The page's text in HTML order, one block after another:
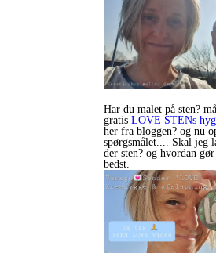
Har du malet på sten?
gratis LOVE STENs
her fra bloggen? og nu
spørgsmålet.... Skal jeg
der sten? og hvordan
bedst.